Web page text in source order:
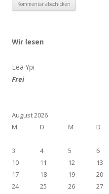
Wir lesen
Lea Ypi
Frei
August 2026
M
D M D
3
4 5 6
10
11 12 13
17
18 19 20
24
25 26 27